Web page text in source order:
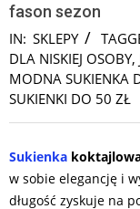
fason sezon
IN: SKLEPY
DLA NISKIEJ OSOBY,
MODNA SUKIENKA
SUKIENKI DO 50 ZŁ
Sukienka
w sobie elegancję i
długość zyskuje na